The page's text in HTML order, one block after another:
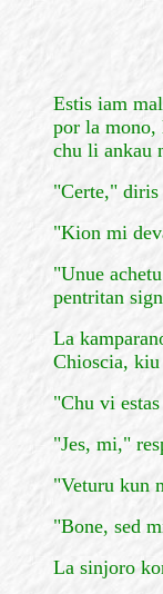
Estis iam
por la mono,
chu li ankau
"Certe,"
"Kion mi
"Unue
pentritan
La
Chioscia,
"Chu vi
"Jes, mi,"
"Veturu kun
"Bone, sed
La sinjoro